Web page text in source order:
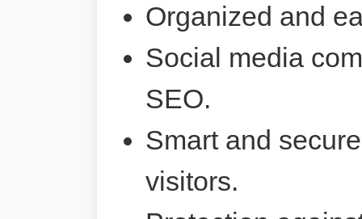
Organized and
Social media
SEO.
Smart and
visitors.